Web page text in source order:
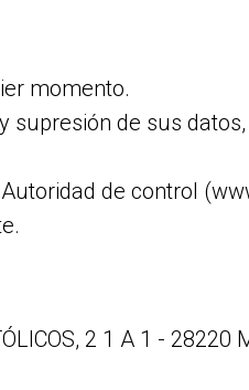
momento.
supresión de sus
de control
2 1 A 1 -